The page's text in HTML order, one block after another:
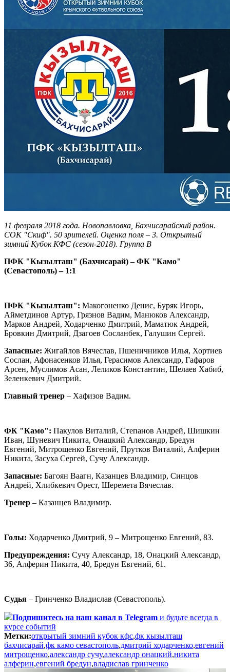
11 февраля 2018 года. Новопавловка, Бахчисарайский район.
СОК "Скиф". 50 зрителей. Оценка поля – 3. Открытый
зимний Кубок КФС (сезон-2018). Группа B
ПФК "Кызылташ" (Бахчисарай) – ФК "Камо"
(Севастополь) – 1:1
ПФК "Кызылташ": Макогоненко Денис, Буряк Игорь,
Айметдинов Артур, Грязнов Вадим, Манюков Александр,
Марков Андрей, Ходарченко Дмитрий, Маматюк Андрей,
Бровкин Дмитрий, Дзагоев Сосланбек, Галушин Сергей.
Запасные: Жигайлов Вячеслав, Пшеничников Илья, Хортиев
Сослан, Афонасенков Илья, Герасимов Александр, Гафаров
Арсен, Муслимов Асан, Леликов Константин, Шелаев Хабиб,
Зеленкевич Дмитрий.
Главный тренер – Хафизов Вадим.
ФК "Камо": Пакулов Виталий, Степанов Андрей, Шишкин
Иван, Шуневич Никита, Онацкий Александр, Бредун
Евгений, Митрощенко Евгений, Прутков Виталий, Алферин
Никита, Засуха Сергей, Сучу Александр.
Запасные: Багоян Ваагн, Казанцев Владимир, Синцов
Андрей, Хлибкевич Орест, Шеремета Вячеслав.
Тренер – Казанцев Владимир.
Голы: Ходарченко Дмитрий, 9 – Митрощенко Евгений, 83.
Предупреждения: Сучу Александр, 18, Онацкий Александр,
36, Алферин Никита, 40, Бредун Евгений, 61.
Судья – Гринченко Владислав (Севастополь).
Подпишитесь на наш канал в Telegram и будьте всегда в
курсе событий
Метки:открытый зимний кубок кфс,фк кызылташ
бахчисарай,фк камо севастополь,дмитрий ходарченко,евгений
митрощенко,александр сучу,александр онацкий,никита
алферин,евгений бредун,владислав гринченко